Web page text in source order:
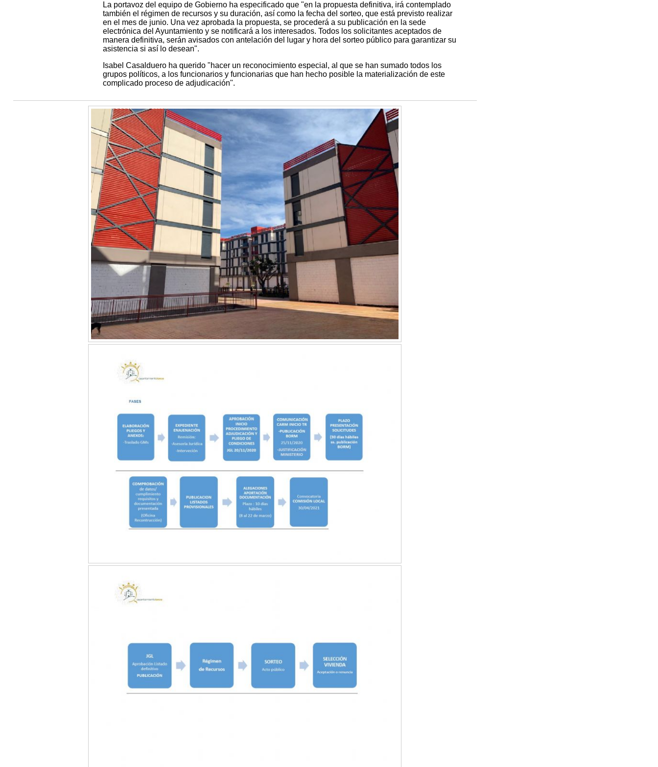
La portavoz del equipo de Gobierno ha especificado que "en la propuesta definitiva, irá contemplado
también el régimen de recursos y su duración, así como la fecha del sorteo, que está previsto realizar
en el mes de junio. Una vez aprobada la propuesta, se procederá a su publicación en la sede
electrónica del Ayuntamiento y se notificará a los interesados. Todos los solicitantes aceptados de
manera definitiva, serán avisados con antelación del lugar y hora del sorteo público para garantizar su
asistencia si así lo desean".
Isabel Casalduero ha querido "hacer un reconocimiento especial, al que se han sumado todos los
grupos políticos, a los funcionarios y funcionarias que han hecho posible la materialización de este
complicado proceso de adjudicación".